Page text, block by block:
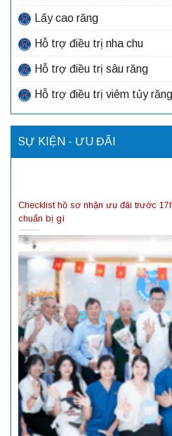
Lấy cao răng
Hỗ trợ điều trị nha chu
Hỗ trợ điều trị sâu răng
Hỗ trợ điều trị viêm tủy răng
SỰ KIỆN - ƯU ĐÃI
Checklist hồ sơ nhận ưu đãi trước
chuẩn bị gì